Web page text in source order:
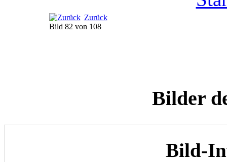
Zurück
Bild 82 von 108
Bilder
Bild-